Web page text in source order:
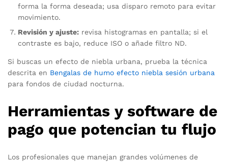
forma la forma deseada; usa disparo remoto para evitar
movimiento.
Revisión y ajuste: revisa histogramas en pantalla; si el
contraste es bajo, reduce ISO o añade filtro ND.
Si buscas un efecto de niebla urbana, prueba la técnica
descrita en Bengalas de humo efecto niebla sesión urbana
para fondos de ciudad nocturna.
Herramientas y software de
pago que potencian tu flujo
Los profesionales que manejan grandes volúmenes de